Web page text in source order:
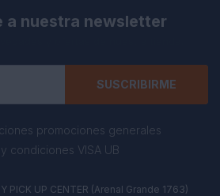
a nuestra newsletter
SUSCRIBIRME
promociones generales
condiciones VISA UB
PICK UP CENTER (Arenal Grande 1763)